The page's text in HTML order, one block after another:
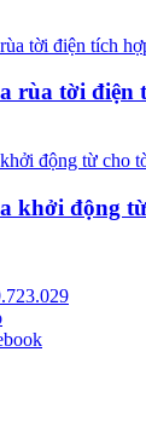
rùa tời điện
khởi động